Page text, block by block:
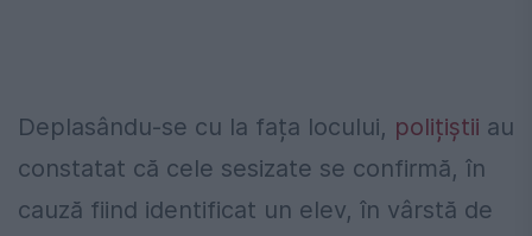
Deplasându-se cu la fața locului, polițiștii au
constatat că cele sesizate se confirmă, în
cauză fiind identificat un elev, în vârstă de